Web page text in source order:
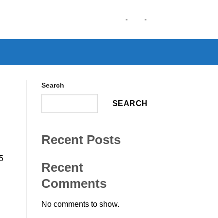
- -
Search
SEARCH
Recent Posts
Recent
Comments
No comments to show.